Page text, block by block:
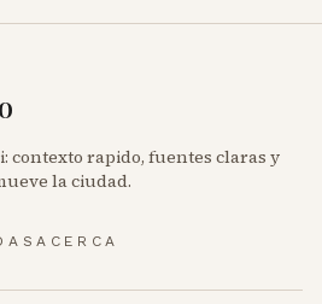
contexto rapido, fuentes claras y
la ciudad.
ACERCA